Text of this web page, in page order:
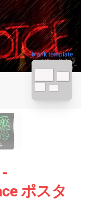
blank template
ポスタ